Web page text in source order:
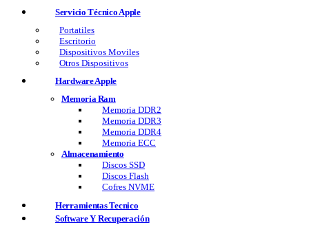
Servicio Técnico Apple
Portatiles
Escritorio
Dispositivos Moviles
Otros Dispositivos
Hardware Apple
Memoria Ram
Memoria DDR2
Memoria DDR3
Memoria DDR4
Memoria ECC
Almacenamiento
Discos SSD
Discos Flash
Cofres NVME
Herramientas Tecnico
Software Y Recuperación